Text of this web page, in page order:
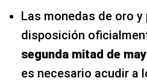
Las monedas de oro
disposición
segunda mitad de
es necesario acudir a